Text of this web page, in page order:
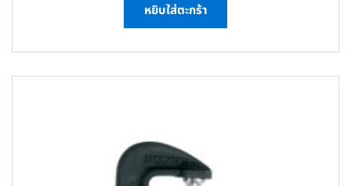
หยิบใส่ตะกร้า